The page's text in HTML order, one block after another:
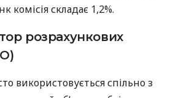
комісія складає 1,2%.
розрахункових
використовується спільно з